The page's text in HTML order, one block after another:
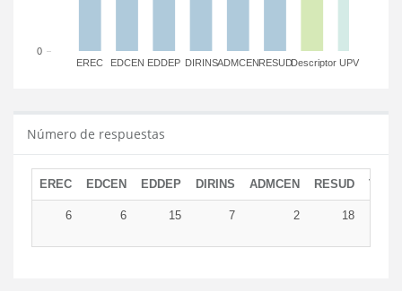
EREC EDCEN EDDEP DIRINSADMCENRESUDDescriptor UPV
0
Número de respuestas
EREC EDCEN EDDEP DIRINS ADMCEN RESUD
6 6 15 7 2 18